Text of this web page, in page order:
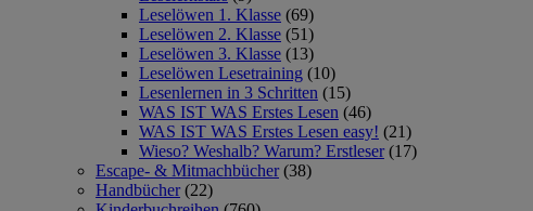
Leselöwen 1. Klasse (69)
Leselöwen 2. Klasse (51)
Leselöwen 3. Klasse (13)
Leselöwen Lesetraining (10)
Lesenlernen in 3 Schritten (15)
WAS IST WAS Erstes Lesen (46)
WAS IST WAS Erstes Lesen easy! (21)
Wieso? Weshalb? Warum? Erstleser (17)
Escape- & Mitmachbücher (38)
Handbücher (22)